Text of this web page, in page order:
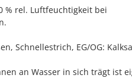
% rel. Luftfeuchtigkeit bei
Schnellestrich, EG/OG:
an Wasser in sich trägt ist